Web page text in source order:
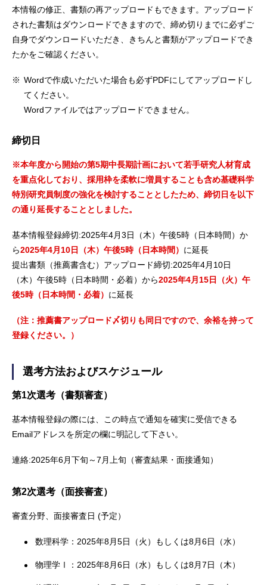
本情報の修正、書類の再アップロードもできます。アップロード
された書類はダウンロードできますので、締め切りまでに必ずご
自身でダウンロードいただき、きちんと書類がアップロードでき
たかをご確認ください。
※ Wordで作成いただいた場合も必ずPDFにしてアップロードし
てください。
Wordファイルではアップロードできません。
締切日
※本年度から開始の第5期中長期計画において若手研究人材育成
を重点化しており、採用枠を柔軟に増員することも含め基礎科学
特別研究員制度の強化を検討することとしたため、締切日を以下
の通り延長することとしました。
基本情報登録締切:2025年4月3日（木）午後5時（日本時間）か
ら2025年4月10日（木）午後5時（日本時間） に延長
提出書類（推薦書含む）アップロード締切:2025年4月10日
（木）午後5時（日本時間・必着）から2025年4月15日（火）午
後5時（日本時間・必着） に延長
（注：推薦書アップロード〆切りも同日ですので、余裕を持って
登録ください。）
選考方法およびスケジュール
第1次選考（書類審査）
基本情報登録の際には、この時点で通知を確実に受信できる
Emailアドレスを所定の欄に明記して下さい。
連絡:2025年6月下旬～7月上旬（審査結果・面接通知）
第2次選考（面接審査）
審査分野、面接審査日 (予定）
数理科学：2025年8月5日（火）もしくは8月6日（水）
物理学Ⅰ：2025年8月6日（水）もしくは8月7日（木）